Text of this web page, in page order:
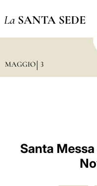
La SANTA SEDE
MAGGIO 3
Santa